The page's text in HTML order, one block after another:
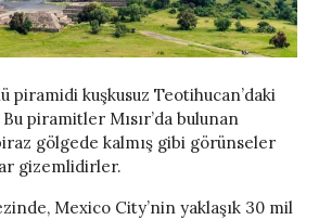
piramidi kuşkusuz Teotihucan’daki
piramitler Mısır’da bulunan
gölgede kalmış gibi görünseler
gizemlidirler.
Mexico City’nin yaklaşık 30 mil